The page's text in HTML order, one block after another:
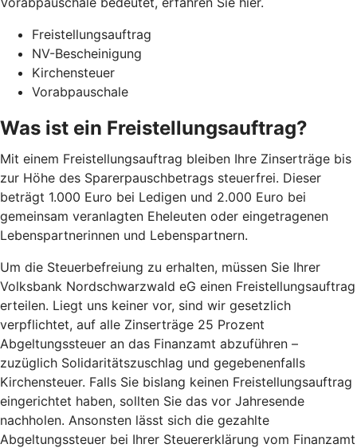
Freistellungsauftrag
NV-Bescheinigung
Kirchensteuer
Vorabpauschale
Was ist ein Freistellungsauftrag?
Mit einem Freistellungsauftrag bleiben Ihre Zinserträge bis
zur Höhe des Sparerpauschbetrags steuerfrei. Dieser
beträgt 1.000 Euro bei Ledigen und 2.000 Euro bei
gemeinsam veranlagten Eheleuten oder eingetragenen
Lebenspartnerinnen und Lebenspartnern.
Um die Steuerbefreiung zu erhalten, müssen Sie Ihrer
Volksbank Nordschwarzwald eG einen Freistellungsauftrag
erteilen. Liegt uns keiner vor, sind wir gesetzlich
verpflichtet, auf alle Zinserträge 25 Prozent
Abgeltungssteuer an das Finanzamt abzuführen –
zuzüglich Solidaritätszuschlag und gegebenenfalls
Kirchensteuer. Falls Sie bislang keinen Freistellungsauftrag
eingerichtet haben, sollten Sie das vor Jahresende
nachholen. Ansonsten lässt sich die gezahlte
Abgeltungssteuer bei Ihrer Steuererklärung vom Finanzamt